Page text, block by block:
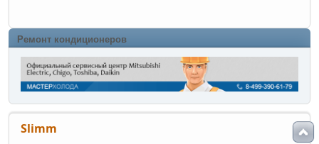
Ремонт кондиционеров
Slimm